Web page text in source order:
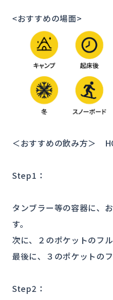
<おすすめの場面>
＜おすすめの飲み方＞
Step1：
タンブラー等の容器に、
す。
次に、２のポケットのフル
最後に、３のポケットの
Step2：